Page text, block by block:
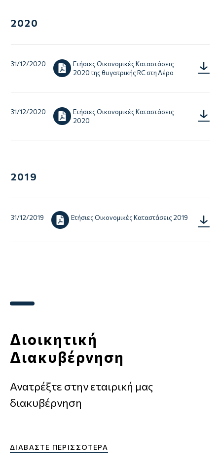
2020
31/12/2020
Ετήσιες Οικονομικές Καταστάσεις
2020 της θυγατρικής RC στη Λέρο
Annual-
2020-
RC-
31/12/2020
Ετήσιες Οικονομικές Καταστάσεις
2020
RC-
ΑΕ-
2019
31/12/2019 Ετήσιες Οικονομικές Καταστάσεις 2019
RC-
AE-
Διοικητική
Διακυβέρνηση
Ανατρέξτε στην εταιρική μας
διακυβέρνηση
ΔΙΑΒΑΣΤΕ ΠΕΡΙΣΣΟΤΕΡΑ